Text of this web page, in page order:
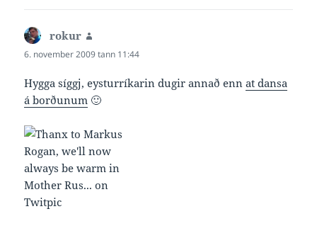
rokur
6. november 2009 tann 11:44
Hygga síggj, eysturríkarin dugir annað ennat dansa
á borðunum 🙂